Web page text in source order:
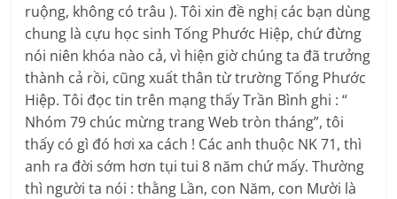
ruộng, không có trâu ). Tôi xin đề nghị các bạn dùng
chung là cựu học sinh Tống Phước Hiệp, chứ đừng
nói niên khóa nào cả, vì hiện giờ chúng ta đã trưởng
thành cả rồi, cũng xuất thân từ trường Tống Phước
Hiệp. Tôi đọc tin trên mạng thấy Trần Bình ghi : “
Nhóm 79 chúc mừng trang Web tròn tháng”, tôi
thấy có gì đó hơi xa cách ! Các anh thuộc NK 71, thì
anh ra đời sớm hơn tụi tui 8 năm chứ mấy. Thường
thì người ta nói : thằng Lần, con Năm, con Mười là